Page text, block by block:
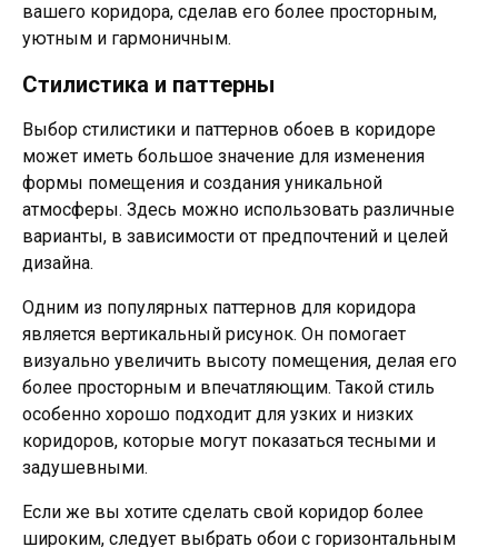
вашего коридора, сделав его более просторным,
уютным и гармоничным.
Стилистика и паттерны
Выбор стилистики и паттернов обоев в коридоре
может иметь большое значение для изменения
формы помещения и создания уникальной
атмосферы. Здесь можно использовать различные
варианты, в зависимости от предпочтений и целей
дизайна.
Одним из популярных паттернов для коридора
является вертикальный рисунок. Он помогает
визуально увеличить высоту помещения, делая его
более просторным и впечатляющим. Такой стиль
особенно хорошо подходит для узких и низких
коридоров, которые могут показаться тесными и
задушевными.
Если же вы хотите сделать свой коридор более
широким, следует выбрать обои с горизонтальным